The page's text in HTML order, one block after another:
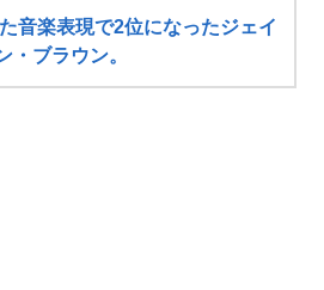
音楽表現で2位になったジェイ
・ブラウン。